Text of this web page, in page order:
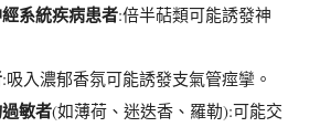
系統疾病患者:倍半萜類可能誘發神
:吸入濃郁香氛可能誘發支氣管痙攣。
敏者(如薄荷、迷迭香、羅勒):可能交